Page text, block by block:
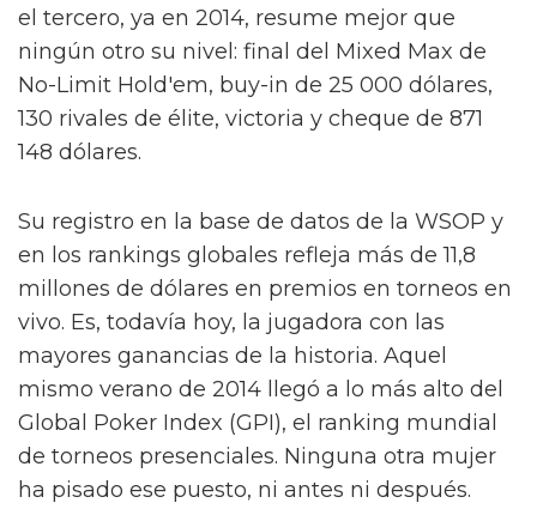
el tercero, ya en 2014, resume mejor que
ningún otro su nivel: final del Mixed Max de
No-Limit Hold'em, buy-in de 25 000 dólares,
130 rivales de élite, victoria y cheque de 871
148 dólares.
Su registro en la base de datos de la WSOP y
en los rankings globales refleja más de 11,8
millones de dólares en premios en torneos en
vivo. Es, todavía hoy, la jugadora con las
mayores ganancias de la historia. Aquel
mismo verano de 2014 llegó a lo más alto del
Global Poker Index (GPI), el ranking mundial
de torneos presenciales. Ninguna otra mujer
ha pisado ese puesto, ni antes ni después.